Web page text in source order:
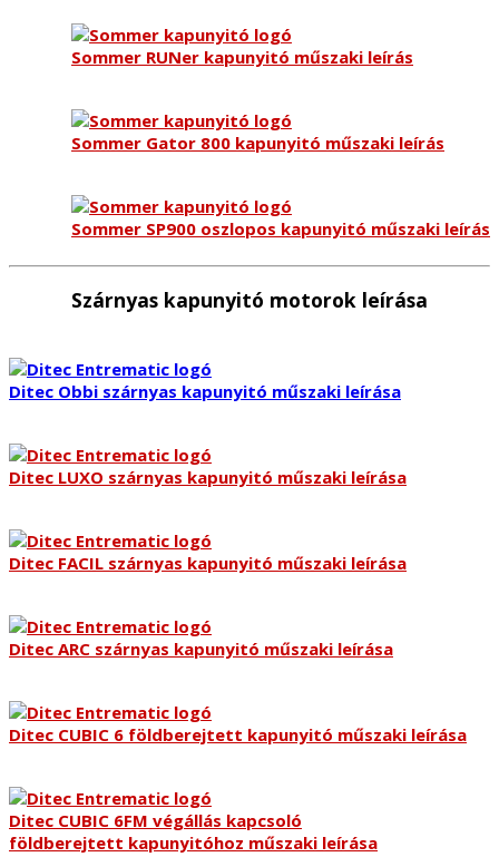
Sommer RUNer kapunyitó műszaki leírás
Sommer Gator 800 kapunyitó műszaki leírás
Sommer SP900 oszlopos kapunyitó műszaki leírás
Szárnyas kapunyitó motorok leírása
Ditec Obbi szárnyas kapunyitó műszaki leírása
Ditec LUXO szárnyas kapunyitó műszaki leírása
Ditec FACIL szárnyas kapunyitó műszaki leírása
Ditec ARC szárnyas kapunyitó műszaki leírása
Ditec CUBIC 6 földberejtett kapunyitó műszaki leírása
Ditec CUBIC 6FM végállás kapcsoló
földberejtett kapunyitóhoz műszaki leírása